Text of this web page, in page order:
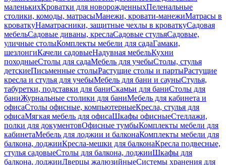
маленькихКроватки для новорожденныхПеленальные
столики, комоды, матрасыМанежи, кровати-манежиМатрасы в
кроваткуНаматрасники, защитные чехлы в кроваткуСадовая
мебельСадовые диваны, креслаСадовые стульяСадовые,
уличные столыКомплекты мебели для садаГамаки,
шезлонгиКачели садовыеНадувная мебельКухни
походныеСтолы для садаМебель для учебыСтолы, стулья
детскиеПисьменные столыРастущие столы и партыРастущие
кресла и стулья для учебыМебель для бани и сауныСтулья,
табуретки, подставки для баниСкамьи для баниСтолы для
баниЖурнальные столики для баниМебель для кабинета и
офисаСтолы офисные, компьютерныеКресла, стулья для
офисаМягкая мебель для офисаШкафы офисныеСтеллажи,
полки для документовОфисные тумбыКомплекты мебели для
кабинетаМебель для лоджии и балконаКомплекты мебели для
балкона, лоджииКресла-мешки для балконаКресла подвесные,
стулья садовыеСтолы для балкона, лоджииШкафы для
балкона, лоджииДверцы жалюзийныеСистемы хранения для